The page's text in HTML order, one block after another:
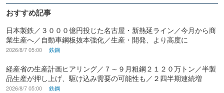
おすすめ記事
日本製鉄／３０００億円投じた名古屋・新熱延ライン／今月から商
業生産へ／自動車鋼板抜本強化／生産・開発、より高度に
2026/8/7 05:00 鉄鋼
経産省の生産計画ヒアリング／７～９月粗鋼２１２０万トン／半製
品生産が押し上げ、駆け込み需要の可能性も／２四半期連続増
2026/8/7 05:00 鉄鋼